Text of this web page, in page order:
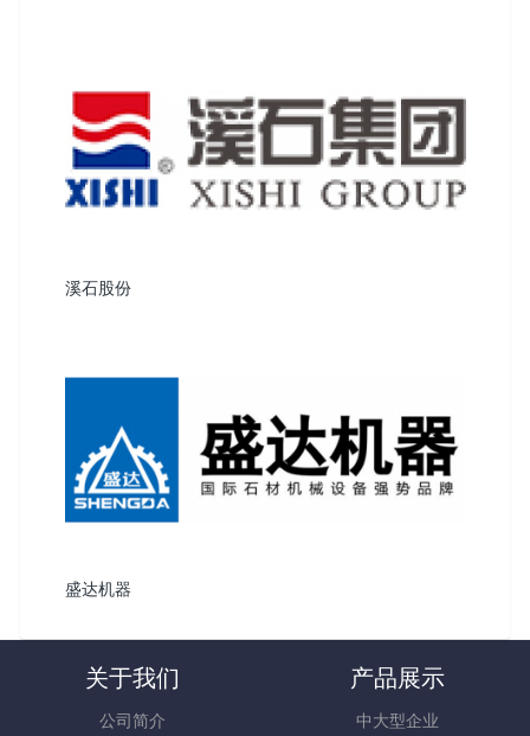
溪石股份
盛达机器
关于我们
公司简介
产品展示
中大型企业